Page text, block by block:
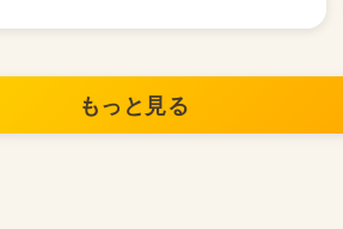
もっと見る